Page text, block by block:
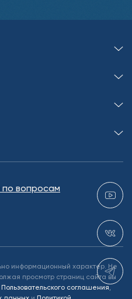
вопросам
информационный характер. Не
просмотр страниц сайта вы
Пользовательского соглашения,